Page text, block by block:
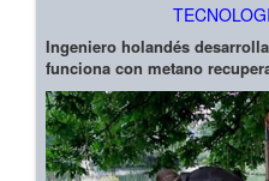
Ingeniero holandés
funciona con metano